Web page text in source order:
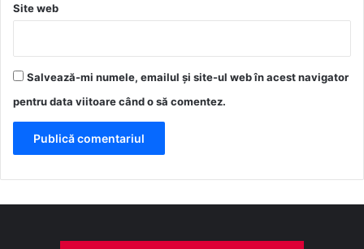
Site web
Salvează-mi numele, emailul și site-ul web în acest navigator
pentru data viitoare când o să comentez.